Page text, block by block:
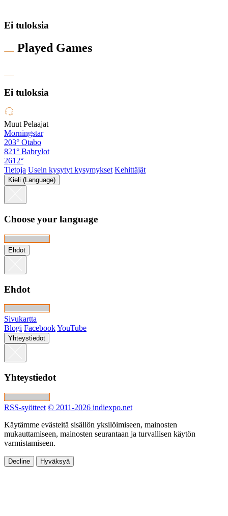
Ei tuloksia
Played Games
Ei tuloksia
Muut Pelaajat
Morningstar
203° Otabo
821° Babrylot
2612°
Tietoja Usein kysytyt kysymykset Kehittäjät
Kieli (Language)
Choose your language
Ehdot
Ehdot
Sivukartta
Blogi FacebookYouTube
Yhteystiedot
Yhteystiedot
RSS-syötteet © 2011-2026 indiexpo.net
Käytämme evästeitä sisällön yksilöimiseen, mainosten
mukauttamiseen, mainosten seurantaan ja turvallisen käytön
varmistamiseen.
Decline Hyväksyä